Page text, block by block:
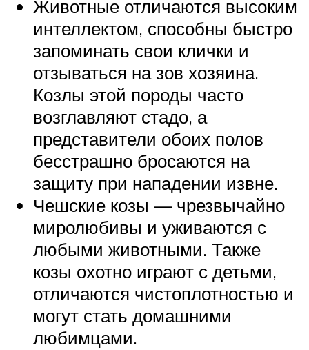
Животные отличаются высоким
интеллектом, способны быстро
запоминать свои клички и
отзываться на зов хозяина.
Козлы этой породы часто
возглавляют стадо, а
представители обоих полов
бесстрашно бросаются на
защиту при нападении извне.
Чешские козы — чрезвычайно
миролюбивы и уживаются с
любыми животными. Также
козы охотно играют с детьми,
отличаются чистоплотностью и
могут стать домашними
любимцами.